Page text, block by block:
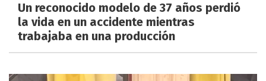
Un reconocido modelo de 37 años perdió
la vida en un accidente mientras
trabajaba en una producción